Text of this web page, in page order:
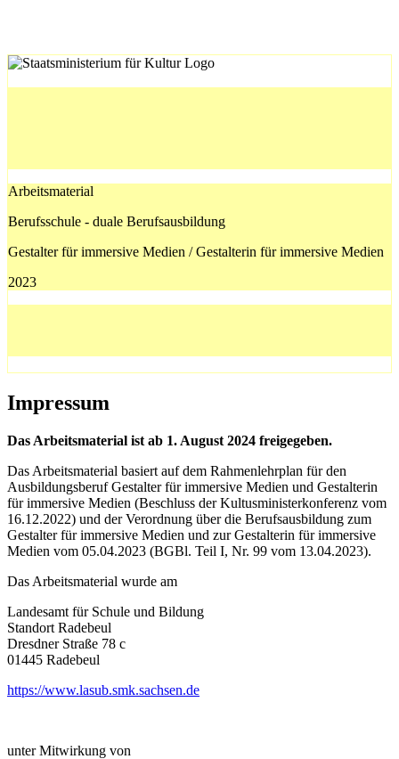
Arbeitsmaterial
Berufsschule - duale Berufsausbildung
Gestalter für immersive Medien / Gestalterin für immersive Medien
2023
Impressum
Das Arbeitsmaterial ist ab 1. August 2024 freigegeben.
Das Arbeitsmaterial basiert auf dem Rahmenlehrplan für den
Ausbildungsberuf Gestalter für immersive Medien und Gestalterin
für immersive Medien (Beschluss der Kultusministerkonferenz vom
16.12.2022) und der Verordnung über die Berufsausbildung zum
Gestalter für immersive Medien und zur Gestalterin für immersive
Medien vom 05.04.2023 (BGBl. Teil I, Nr. 99 vom 13.04.2023).
Das Arbeitsmaterial wurde am
Landesamt für Schule und Bildung
Standort Radebeul
Dresdner Straße 78 c
01445 Radebeul
https://www.lasub.smk.sachsen.de
unter Mitwirkung von